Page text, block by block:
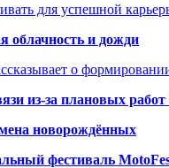
для успешной
облачность и дожди
о
из-за плановых работ
новорождённых
фестиваль